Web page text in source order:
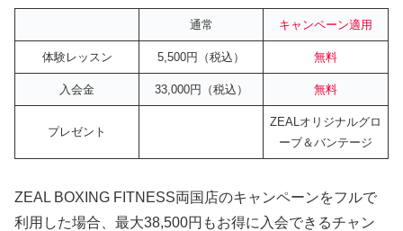
通常 キャンペーン適用
体験レッスン 5,500円（税込） 無料
入会金 33,000円（税込） 無料
プレゼント
ZEALオリジナルグロ
ーブ＆バンテージ
ZEAL BOXING FITNESS両国店のキャンペーンをフルで
利用した場合、最大38,500円もお得に入会できるチャン